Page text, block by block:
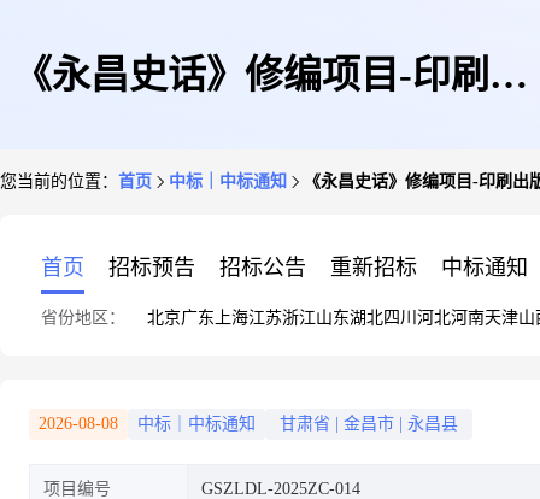
《永昌史话》修编项目-印刷出
您当前的位置： 首页 中标｜中标通知 《永昌史话》修编项目-印刷出
首页 招标预告 招标公告 重新招标 中标通知
省份地区： 北京广东 上海江苏浙江山东湖北四川 河北河南天津山
2026-08-08 中标｜中标通知 甘肃省 金昌市 永昌县
项目编号 GSZLDL-2025ZC-014